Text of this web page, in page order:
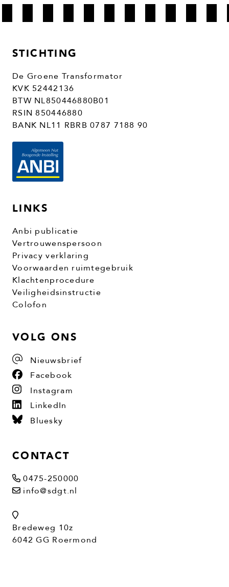
STICHTING
De Groene Transformator
KVK 52442136
BTW NL850446880B01
RSIN 850446880
BANK NL11 RBRB 0787 7188 90
LINKS
Anbi publicatie
Vertrouwenspersoon
Privacy verklaring
Voorwaarden ruimtegebruik
Klachtenprocedure
Veiligheidsinstructie
Colofon
VOLG ONS
Nieuwsbrief
Facebook
Instagram
LinkedIn
Bluesky
CONTACT
0475-250000
info@sdgt.nl
Bredeweg 10z
6042 GG Roermond